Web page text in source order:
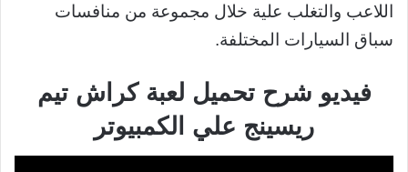
اللاعب والتغلب علية خلال مجموعة من منافسات
سباق السيارات المختلفة.
فيديو شرح تحميل لعبة كراش تيم
ريسينج علي الكمبيوتر